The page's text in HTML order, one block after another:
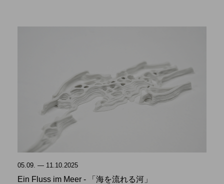
05.09. — 11.10.2025
Ein Fluss im Meer - 「海を流れる河」